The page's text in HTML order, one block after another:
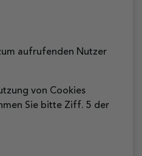
aufrufenden Nutzer
von Cookies
Sie bitte Ziff. 5 der